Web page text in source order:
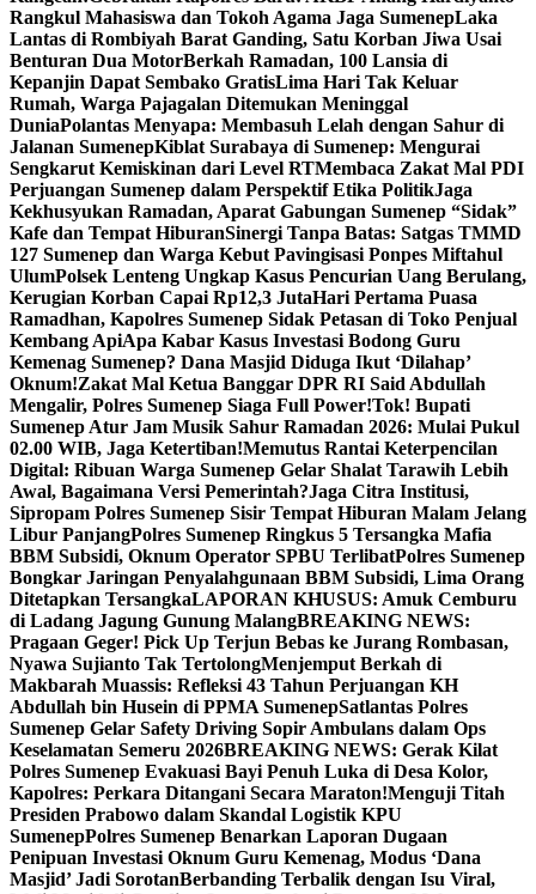
Rangkul Mahasiswa dan Tokoh Agama Jaga SumenepLaka
Lantas di Rombiyah Barat Ganding, Satu Korban Jiwa Usai
Benturan Dua MotorBerkah Ramadan, 100 Lansia di
Kepanjin Dapat Sembako GratisLima Hari Tak Keluar
Rumah, Warga Pajagalan Ditemukan Meninggal
DuniaPolantas Menyapa: Membasuh Lelah dengan Sahur di
Jalanan SumenepKiblat Surabaya di Sumenep: Mengurai
Sengkarut Kemiskinan dari Level RTMembaca Zakat Mal PDI
Perjuangan Sumenep dalam Perspektif Etika PolitikJaga
Kekhusyukan Ramadan, Aparat Gabungan Sumenep “Sidak”
Kafe dan Tempat HiburanSinergi Tanpa Batas: Satgas TMMD
127 Sumenep dan Warga Kebut Pavingisasi Ponpes Miftahul
UlumPolsek Lenteng Ungkap Kasus Pencurian Uang Berulang,
Kerugian Korban Capai Rp12,3 JutaHari Pertama Puasa
Ramadhan, Kapolres Sumenep Sidak Petasan di Toko Penjual
Kembang ApiApa Kabar Kasus Investasi Bodong Guru
Kemenag Sumenep? Dana Masjid Diduga Ikut ‘Dilahap’
Oknum!Zakat Mal Ketua Banggar DPR RI Said Abdullah
Mengalir, Polres Sumenep Siaga Full Power!Tok! Bupati
Sumenep Atur Jam Musik Sahur Ramadan 2026: Mulai Pukul
02.00 WIB, Jaga Ketertiban!Memutus Rantai Keterpencilan
Digital: Ribuan Warga Sumenep Gelar Shalat Tarawih Lebih
Awal, Bagaimana Versi Pemerintah?Jaga Citra Institusi,
Sipropam Polres Sumenep Sisir Tempat Hiburan Malam Jelang
Libur PanjangPolres Sumenep Ringkus 5 Tersangka Mafia
BBM Subsidi, Oknum Operator SPBU TerlibatPolres Sumenep
Bongkar Jaringan Penyalahgunaan BBM Subsidi, Lima Orang
Ditetapkan TersangkaLAPORAN KHUSUS: Amuk Cemburu
di Ladang Jagung Gunung MalangBREAKING NEWS:
Pragaan Geger! Pick Up Terjun Bebas ke Jurang Rombasan,
Nyawa Sujianto Tak TertolongMenjemput Berkah di
Makbarah Muassis: Refleksi 43 Tahun Perjuangan KH
Abdullah bin Husein di PPMA SumenepSatlantas Polres
Sumenep Gelar Safety Driving Sopir Ambulans dalam Ops
Keselamatan Semeru 2026BREAKING NEWS: Gerak Kilat
Polres Sumenep Evakuasi Bayi Penuh Luka di Desa Kolor,
Kapolres: Perkara Ditangani Secara Maraton!Menguji Titah
Presiden Prabowo dalam Skandal Logistik KPU
SumenepPolres Sumenep Benarkan Laporan Dugaan
Penipuan Investasi Oknum Guru Kemenag, Modus ‘Dana
Masjid’ Jadi SorotanBerbanding Terbalik dengan Isu Viral,